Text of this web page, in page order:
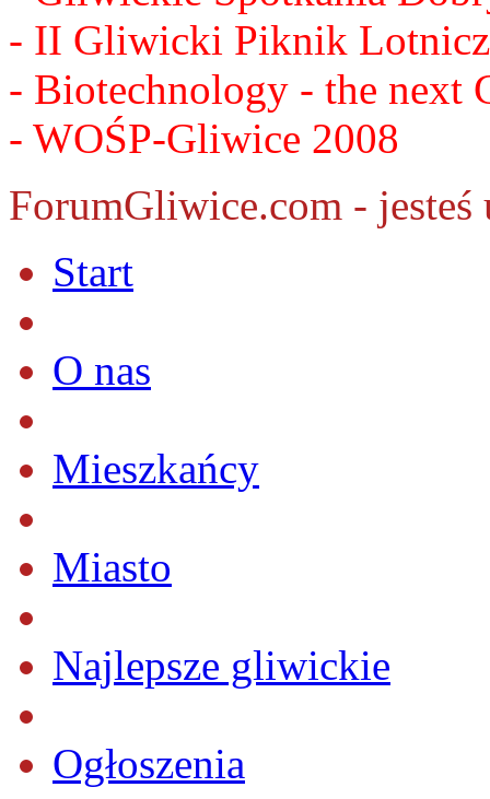
- II Gliwicki Piknik
- Biotechnology - the next
- WOŚP-Gliwice 2008
ForumGliwice.com - jesteś
Start
O nas
Mieszkańcy
Miasto
Najlepsze gliwickie
Ogłoszenia